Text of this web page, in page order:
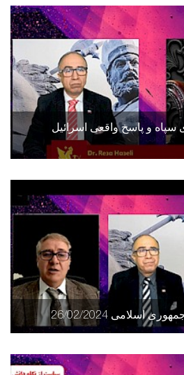
سپاه و پاسخ واقعی اسرائیل
اسلامی 26/02/2024